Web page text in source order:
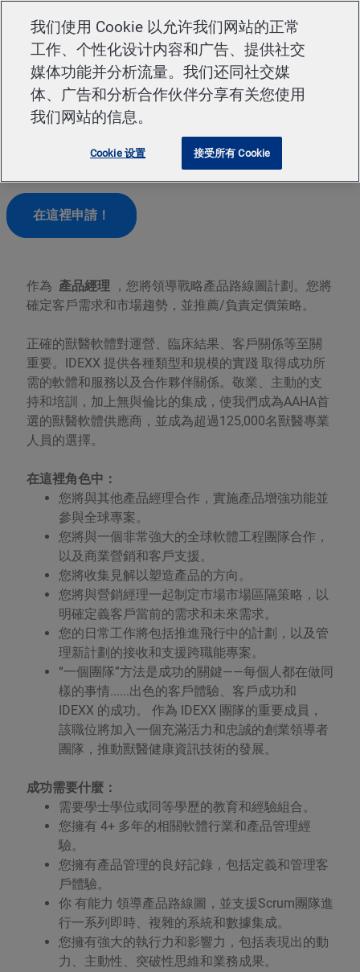
在這裡申請！
作為 產品經理 ，您將領導戰略產品路線圖計劃。您將
確定客戶需求和市場趨勢，並推薦/負責定價策略。
正確的獸醫軟體對運營、臨床結果、客戶關係等至關
重要。IDEXX 提供各種類型和規模的實踐 取得成功所
需的軟體和服務以及合作夥伴關係。敬業、主動的支
持和培訓，加上無與倫比的集成，使我們成為AAHA首
選的獸醫軟體供應商，並成為超過125,000名獸醫專業
人員的選擇。
在這裡角色中：
您將與其他產品經理合作，實施產品增強功能並
參與全球專案。
您將與一個非常強大的全球軟體工程團隊合作，
以及商業營銷和客戶支援。
您將收集見解以塑造產品的方向。
您將與營銷經理一起制定市場市場區隔策略，以
明確定義客戶當前的需求和未來需求。
您的日常工作將包括推進飛行中的計劃，以及管
理新計劃的接收和支援跨職能專案。
“一個團隊”方法是成功的關鍵——每個人都在做同
樣的事情......出色的客戶體驗、客戶成功和
IDEXX 的成功。 作為 IDEXX 團隊的重要成員，
該職位將加入一個充滿活力和忠誠的創業領導者
團隊，推動獸醫健康資訊技術的發展。
成功需要什麼：
需要學士學位或同等學歷的教育和經驗組合。
您擁有 4+ 多年的相關軟體行業和產品管理經
驗。
您擁有產品管理的良好記錄，包括定義和管理客
戶體驗。
你 有能力 領導產品路線圖，並支援Scrum團隊進
行一系列即時、複雜的系統和數據集成。
您擁有強大的執行力和影響力，包括表現出的動
力、主動性、突破性思維和業務成果。
我们使用 Cookie 以允许我们网站的正常
工作、个性化设计内容和广告、提供社交
媒体功能并分析流量。我们还同社交媒
体、广告和分析合作伙伴分享有关您使用
我们网站的信息。
Cookie 设置 接受所有 Cookie